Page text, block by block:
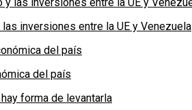
inversiones entre la UE y Venezuela
del país